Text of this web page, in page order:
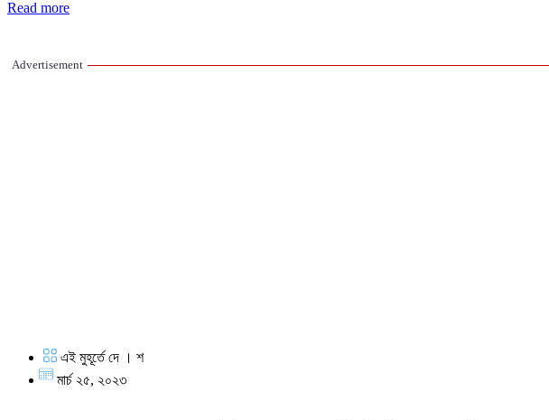
Read more
Advertisement
এই মুহূর্তে দে । শ
মার্চ ২৫, ২০২৩